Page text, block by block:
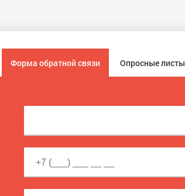
Форма обратной связи Опросные листы